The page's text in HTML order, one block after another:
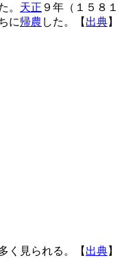
。 天正 ９年（１５８１
に帰農 した。【 出典】
く見られる。【 出典】